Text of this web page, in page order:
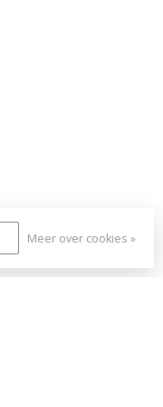
Meer over cookies »